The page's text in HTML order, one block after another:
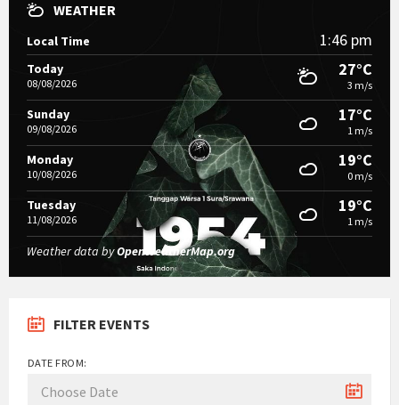
WEATHER
Local Time 1:46 pm
Today
08/08/2026
27°C
3 m/s
Sunday
09/08/2026
17°C
1 m/s
Monday
10/08/2026
19°C
0 m/s
Tuesday
11/08/2026
19°C
1 m/s
Weather data byOpenWeatherMap.org
FILTER EVENTS
DATE FROM: